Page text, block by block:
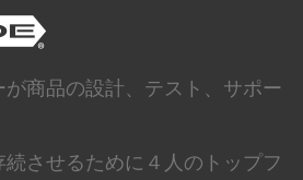
商品の設計、テスト、サポー
させるために４人のトップフ